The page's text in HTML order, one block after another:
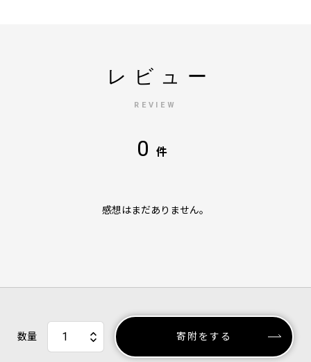
レビュー
REVIEW
0 件
感想はまだありません。
数量 寄附をする